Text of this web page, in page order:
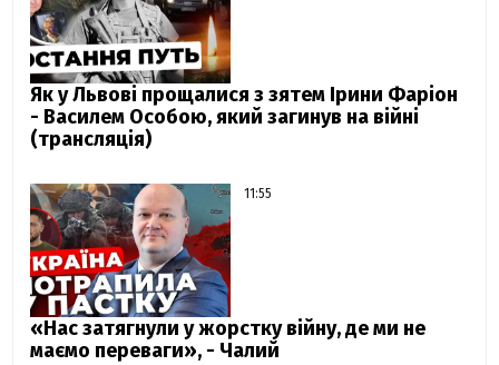
Як у Львові прощалися з зятем Ірини Фаріон
- Василем Особою, який загинув на війні
(трансляція)
11:55
«Нас затягнули у жорстку війну, де ми не
маємо переваги», - Чалий